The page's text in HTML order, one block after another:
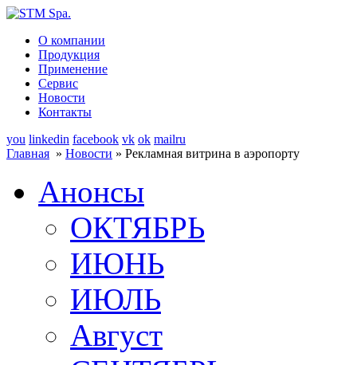
О компании
Продукция
Применение
Сервис
Новости
Контакты
you linkedin facebook vk ok mailru
Главная » Новости » Рекламная витрина в аэропорту
Анонсы
ОКТЯБРЬ
ИЮНЬ
ИЮЛЬ
Август